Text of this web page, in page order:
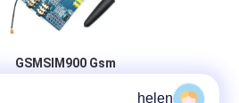
GSMSIM900 Gsm
helen